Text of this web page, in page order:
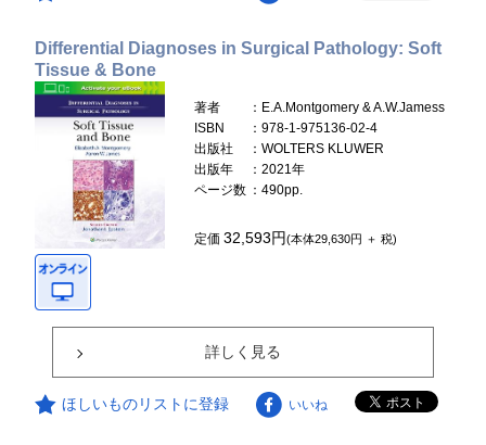
Differential Diagnoses in Surgical Pathology: Soft
Tissue & Bone
著者
：E.A.Montgomery & A.W.Jamess
ISBN
：978-1-975136-02-4
出版社
：WOLTERS KLUWER
出版年
：2021年
ページ数 ：490pp.
定価32,593円(本体29,630円 ＋ 税)
詳しく見る
ほしいものリストに登録 いいね